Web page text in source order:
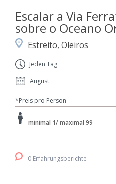
Escalar a Via
sobre o Oceano
Estreito, Oleiros
Jeden Tag
August
*Preis pro Person
minimal 1/ maximal 99
0 Erfahrungsberichte